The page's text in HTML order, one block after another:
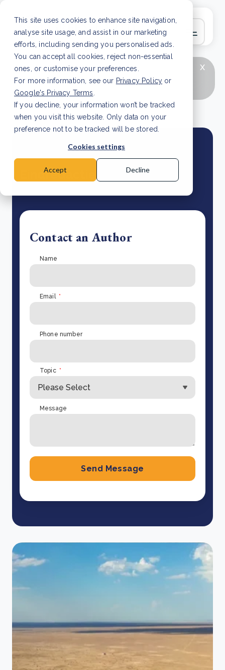
This site uses cookies to enhance site navigation,
analyse site usage, and assist in our marketing
efforts, including sending you personalised ads.
You can accept all cookies, reject non-essential
ones, or customise your preferences.
For more information, see our Privacy Policy or
Google's Privacy Terms
If you decline, your information won’t be tracked
when you visit this website. Only data on your
preference not to be tracked will be stored.
Cookies settings
Accept Decline
x
LAATSTE ARTIKEL
CSRD en uw positie als
leverancier: wat verandert er in 2026?Lees
artikel
Eindredactie
Contact an Author
Name
Email *
Phone number
Topic *
Message